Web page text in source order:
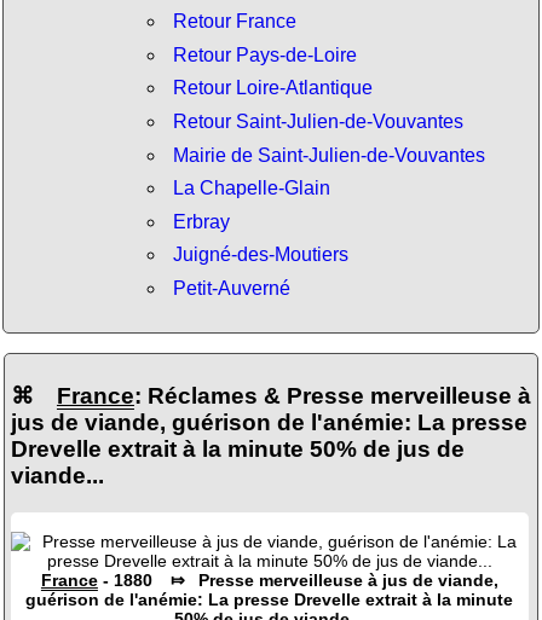
Retour France
Retour Pays-de-Loire
Retour Loire-Atlantique
Retour Saint-Julien-de-Vouvantes
Mairie de Saint-Julien-de-Vouvantes
La Chapelle-Glain
Erbray
Juigné-des-Moutiers
Petit-Auverné
⌘ France: Réclames & Presse merveilleuse à
jus de viande, guérison de l'anémie: La presse
Drevelle extrait à la minute 50% de jus de
viande...
France- 1880 ⤇ Presse merveilleuse à jus de viande,
guérison de l'anémie: La presse Drevelle extrait à la minute